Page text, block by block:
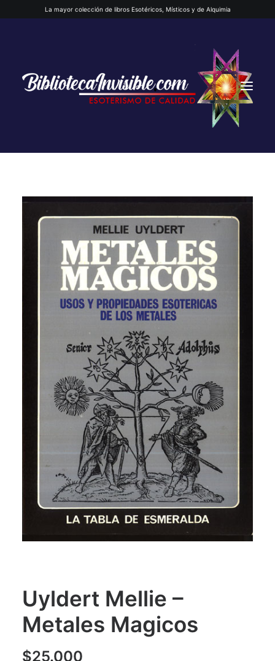
La mayor colección de libros Esotéricos, Místicos y de Alquimia
QUIENES SOMOS
CATEGORÍAS
AUTORES DESTACADOS
GLOSARIO
LOGIN / REGISTER
CART
Uyldert Mellie –
Metales Magicos
$25.000